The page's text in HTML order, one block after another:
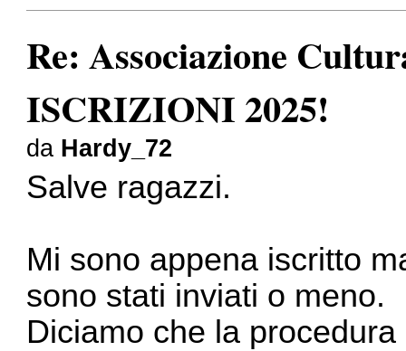
Re: Associazione
ISCRIZIONI 2025!
da Hardy_72
Salve ragazzi.
Mi sono appena iscritto
sono stati inviati o meno.
Diciamo che la